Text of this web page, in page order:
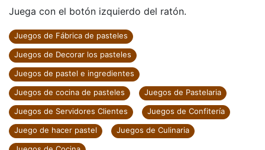
Juega con el botón izquierdo del ratón.
Juegos de Fábrica de pasteles
Juegos de Decorar los pasteles
Juegos de pastel e ingredientes
Juegos de cocina de pasteles
Juegos de Pastelaria
Juegos de Servidores Clientes
Juegos de Confitería
Juego de hacer pastel
Juegos de Culinaria